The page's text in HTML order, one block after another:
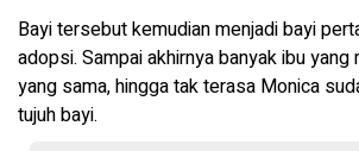
Bayi tersebut kemudian menjadi bayi
adopsi. Sampai akhirnya banyak ibu yang
yang sama, hingga tak terasa Monica
tujuh bayi.